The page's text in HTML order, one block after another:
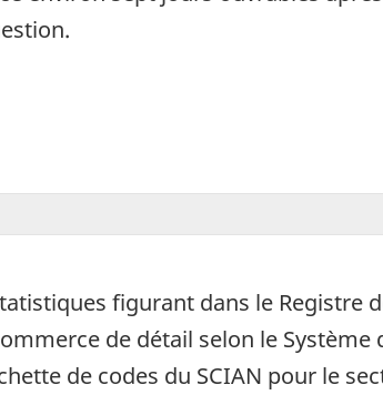
figurant dans le Registre
de détail selon le Système
de codes du SCIAN pour le